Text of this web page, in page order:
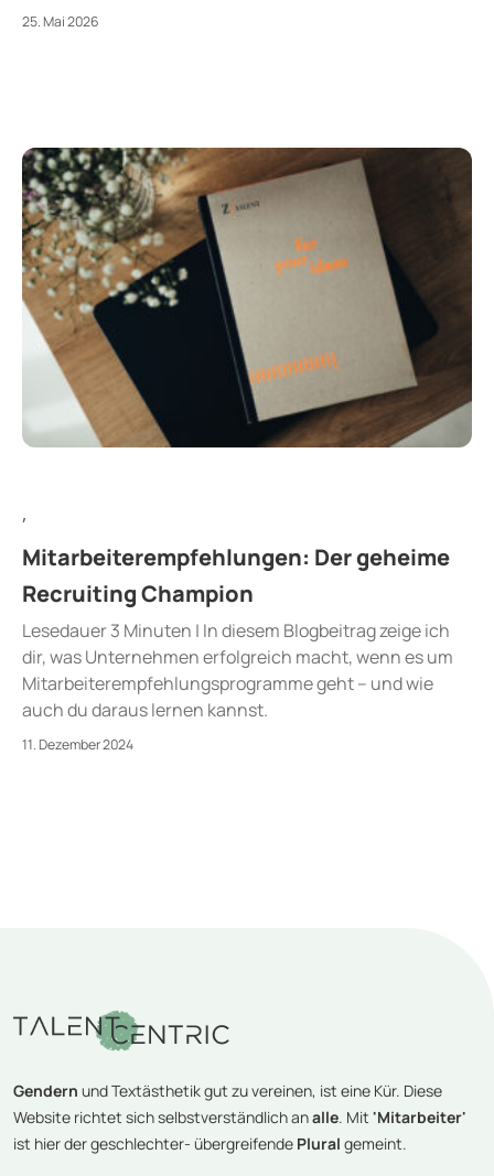
25. Mai 2026
,
Mitarbeiterempfehlungen: Der geheime
Recruiting Champion
Lesedauer 3 Minuten | In diesem Blogbeitrag zeige ich
dir, was Unternehmen erfolgreich macht, wenn es um
Mitarbeiterempfehlungsprogramme geht – und wie
auch du daraus lernen kannst.
11. Dezember 2024
Gendern und Textästhetik gut zu vereinen, ist eine Kür. Diese
Website richtet sich selbstverständlich analle. Mit 'Mitarbeiter'
ist hier der geschlechter- übergreifende Plural gemeint.